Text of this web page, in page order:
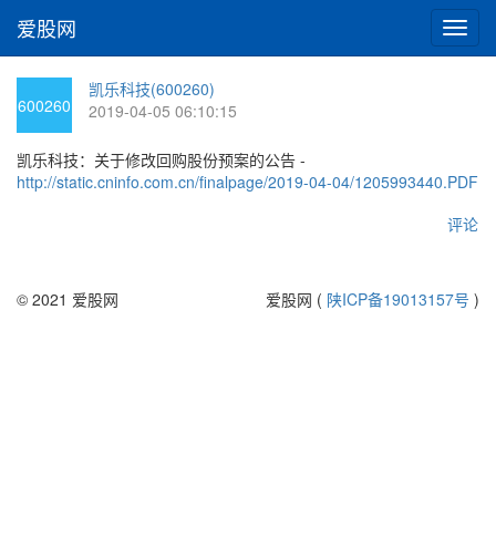
切
换
爱股网
600260
凯乐科技(600260)
2019-04-05 06:10:15
凯乐科技：关于修改回购股份预案的公告 -
http://static.cninfo.com.cn/finalpage/2019-04-04/1205993440.PDF
评论
© 2021 爱股网 爱股网 ( 陕ICP备19013157号 )